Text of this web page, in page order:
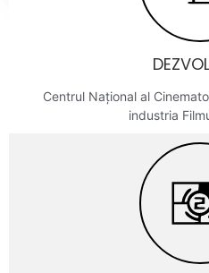
Centrul Național al
industria